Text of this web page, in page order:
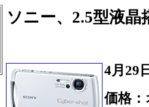
ソニー、2.5型液
4月29
価格